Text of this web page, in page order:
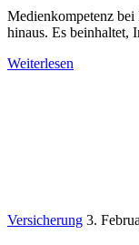
Medienkompetenz bei
hinaus. Es beinhaltet,
Weiterlesen
Versicherung 3.